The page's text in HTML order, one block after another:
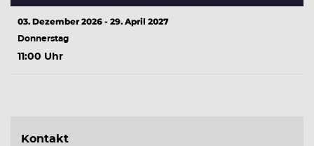
03. Dezember 2026 - 29. April 2027
Donnerstag
11:00 Uhr
Kontakt